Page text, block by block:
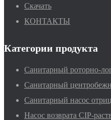
Скачать
КОНТАКТЫ
Категории продукта
Санитарный роторно-
Санитарный
Санитарный насос
Насос возврата CIP-